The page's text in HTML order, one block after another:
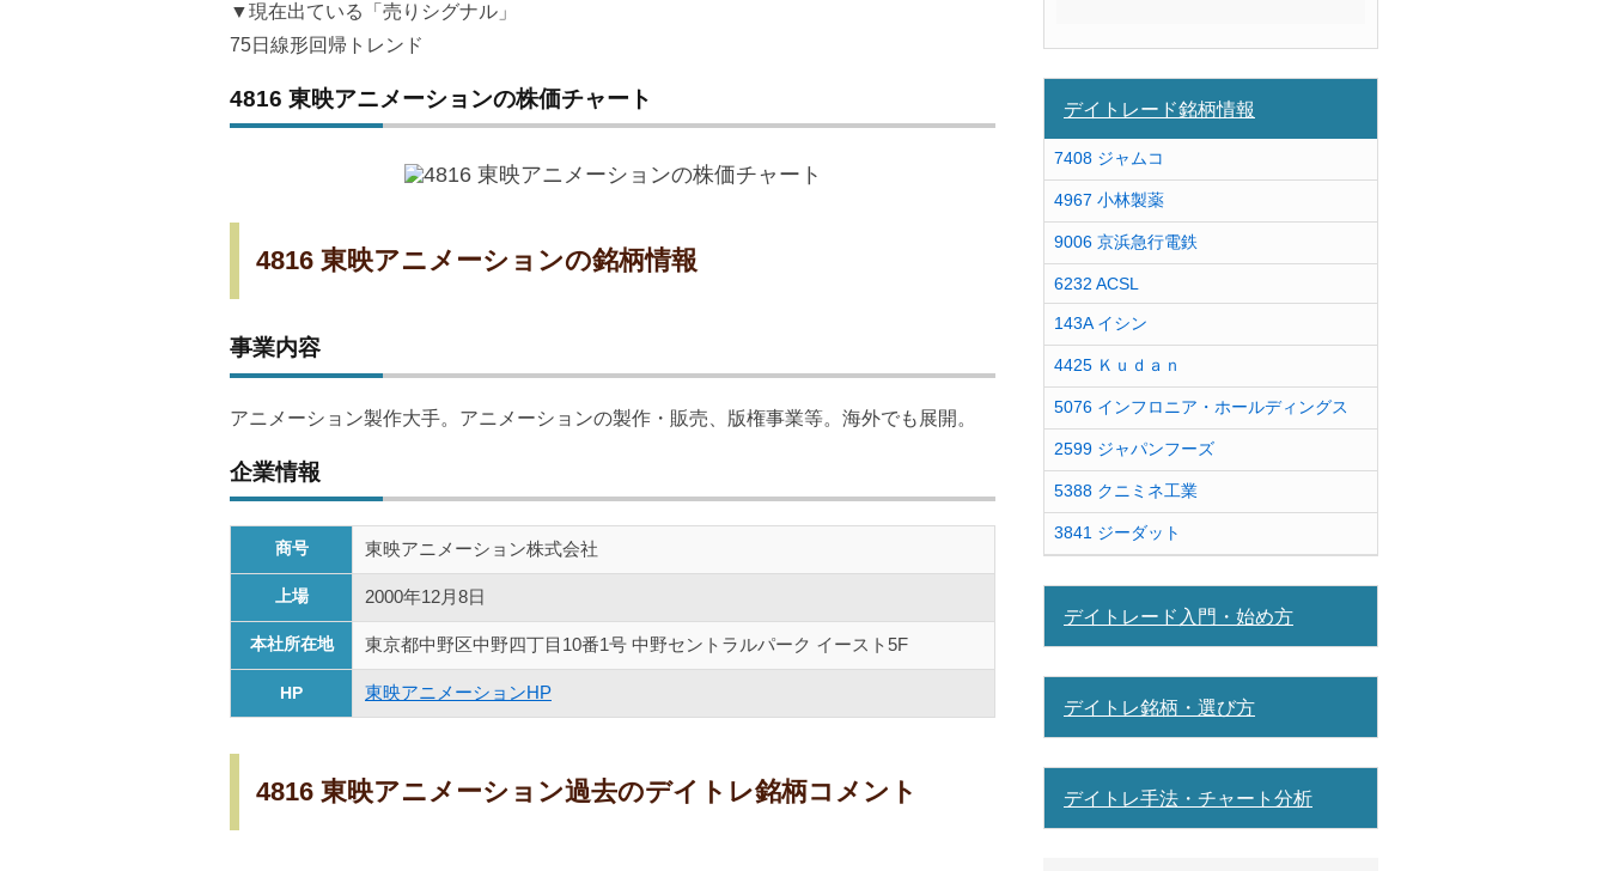
▼現在出ている「売りシグナル」
75日線形回帰トレンド
4816 東映アニメーションの株価チャート
4816 東映アニメーションの銘柄情報
事業内容
アニメーション製作大手。アニメーションの製作・販売、版権事業等。海外でも展開。
企業情報
商号 東映アニメーション株式会社
上場 2000年12月8日
本社所在地 東京都中野区中野四丁目10番1号 中野セントラルパーク イースト5F
HP 東映アニメーションHP
4816 東映アニメーション過去のデイトレ銘柄コメント
デイトレード銘柄情報
7408 ジャムコ
4967 小林製薬
9006 京浜急行電鉄
6232 ACSL
143A イシン
4425 Ｋｕｄａｎ
5076 インフロニア・ホールディングス
2599 ジャパンフーズ
5388 クニミネ工業
3841 ジーダット
デイトレード入門・始め方
デイトレ銘柄・選び方
デイトレ手法・チャート分析